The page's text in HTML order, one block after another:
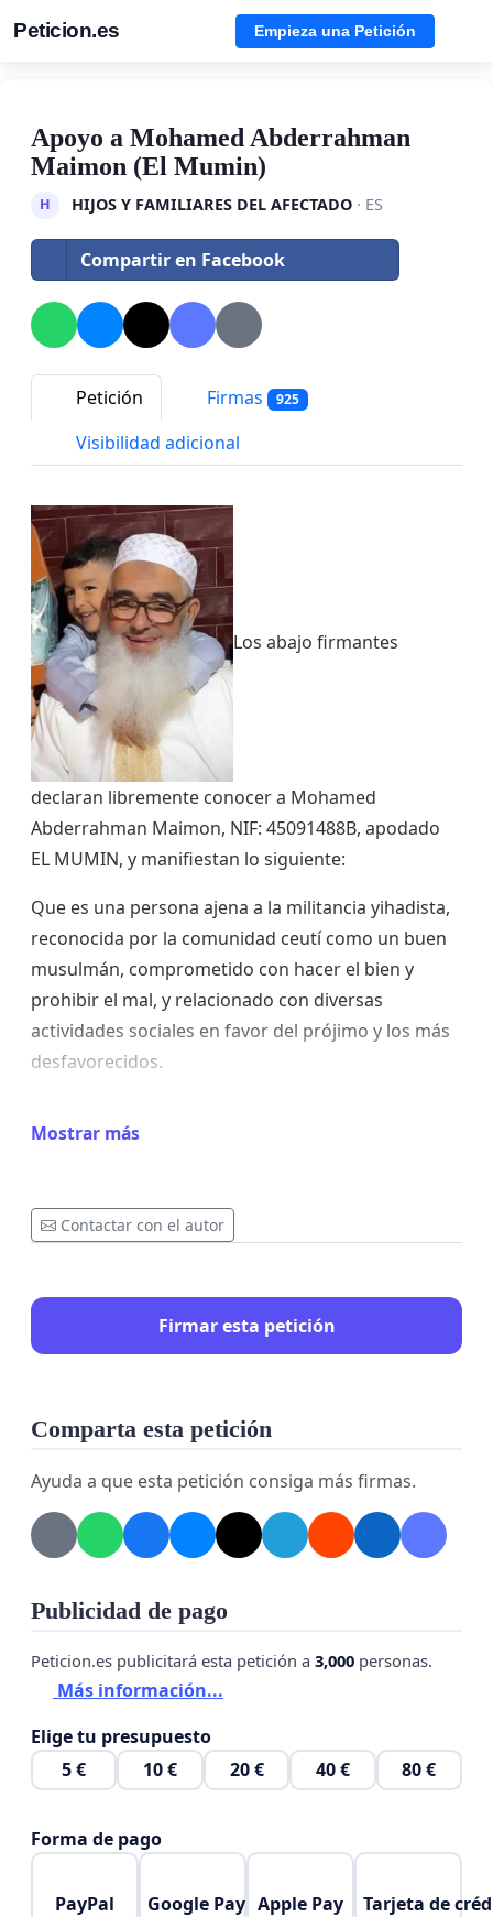
Peticion.es Empieza una Petición
Apoyo a Mohamed Abderrahman
Maimon (El Mumin)
H HIJOS Y FAMILIARES DEL AFECTADO· ES
Compartir en Facebook
Petición Firmas 925
Visibilidad adicional
Los abajo firmantes
declaran libremente conocer a Mohamed
Abderrahman Maimon, NIF: 45091488B, apodado
EL MUMIN, y manifiestan lo siguiente:
Que es una persona ajena a la militancia yihadista,
reconocida por la comunidad ceutí como un buen
musulmán, comprometido con hacer el bien y
prohibir el mal, y relacionado con diversas
actividades sociales en favor del prójimo y los más
desfavorecidos.
delictivos y consideran injusta su actual estancia en
Por todo ello, solicitamos se reconsidere su
situación judicial y se valore el testimonio de
vocación de servicio a la comunidad.
Mostrar más
Contactar con el autor
Firmar esta petición
Comparta esta petición
Ayuda a que esta petición consiga más firmas.
Publicidad de pago
Peticion.es publicitará esta petición a 3,000 personas.
Más información...
Elige tu presupuesto
5 €
10 € 20 € 40 € 80 €
Forma de pago
PayPal Google Pay Apple Pay Tarjeta de